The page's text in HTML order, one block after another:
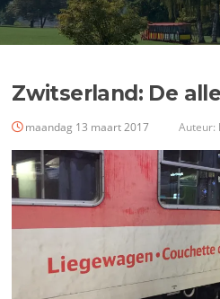
Zwitserland: De
maandag 13 maart 2017 Auteur: